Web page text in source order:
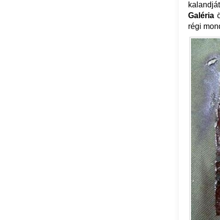
Galéria
régi